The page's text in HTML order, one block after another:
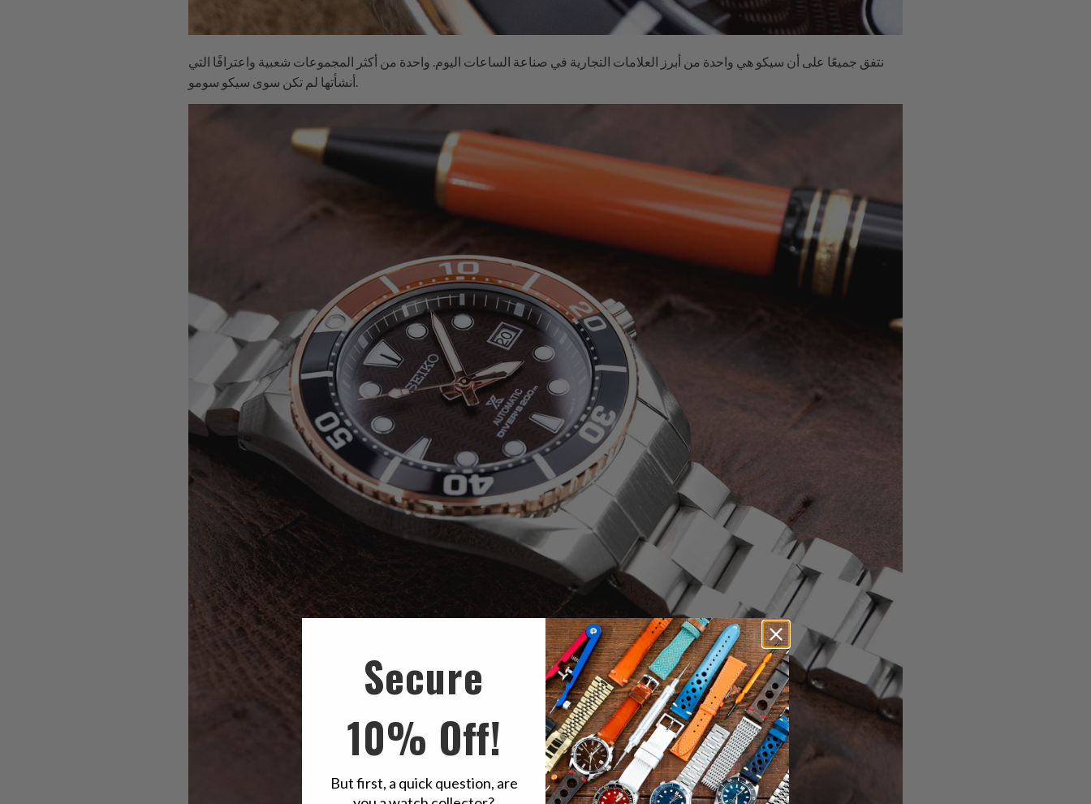
نتفق جميعًا على أن سيكو هي واحدة من أبرز العلامات التجارية في صناعة الساعات اليوم. واحدة من أكثر المجموعات شعبية واعترافًا التي
Secure
10% Off!
But first, a quick question, are